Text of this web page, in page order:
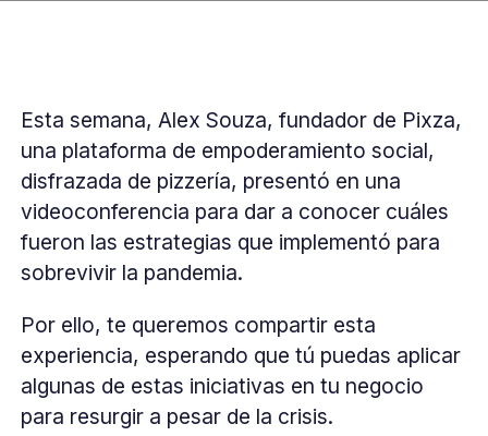
Esta semana, Alex Souza, fundador de Pixza,
una plataforma de empoderamiento social,
disfrazada de pizzería, presentó en una
videoconferencia para dar a conocer cuáles
fueron las estrategias que implementó para
sobrevivir la pandemia.
Por ello, te queremos compartir esta
experiencia, esperando que tú puedas aplicar
algunas de estas iniciativas en tu negocio
para resurgir a pesar de la crisis.